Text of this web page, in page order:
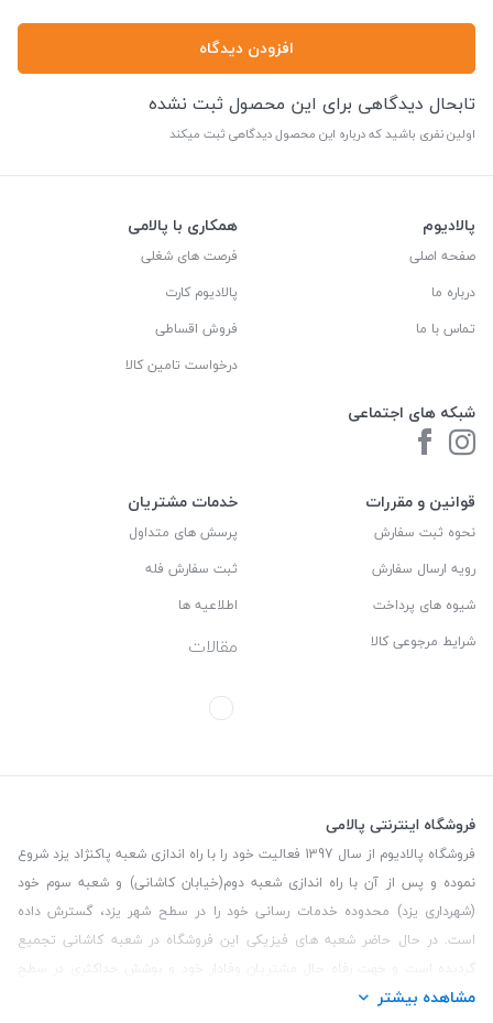
افزودن دیدگاه
تابحال دیدگاهی برای این محصول ثبت نشده
اولین نفری باشید که درباره این محصول دیدگاهی ثبت میکند
پالادیوم
صفحه اصلی
درباره ما
تماس با ما
شبکه های اجتماعی
همکاری با پالامی
فرصت های شغلی
پالادیوم کارت
فروش اقساطی
درخواست تامین کالا
قوانین و مقررات
نحوه ثبت سفارش
رویه ارسال سفارش
شیوه های پرداخت
شرایط مرجوعی کالا
خدمات مشتریان
پرسش های متداول
ثبت سفارش فله
اطلاعیه ها
مقالات
فروشگاه اینترنتی پالامی
فروشگاه پالادیوم از سال 1397 فعالیت خود را با راه اندازی شعبه پاکنژاد یزد شروع
نموده و پس از آن با راه اندازی شعبه دوم(خیابان کاشانی) و شعبه سوم خود
(شهرداری یزد) محدوده خدمات رسانی خود را در سطح شهر یزد، گسترش داده
است. در حال حاضر شعبه های فیزیکی این فروشگاه در شعبه کاشانی تجمیع
گردیده است و جهت رفاه حال مشتریان وفادار خود و پوشش حداکثری در سطح
استان یزد و همچنین مشتریان سطح کشور، فروشگاه اینترنتی پالامی را راه اندازی
مشاهده بیشتر